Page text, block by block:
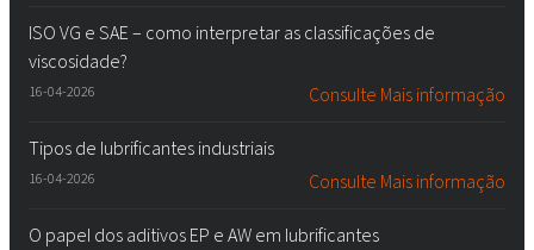
ISO VG e SAE – como interpretar as classificações de
viscosidade?
16-04-2026 Consulte Mais informação
Tipos de lubrificantes industriais
16-04-2026 Consulte Mais informação
O papel dos aditivos EP e AW em lubrificantes